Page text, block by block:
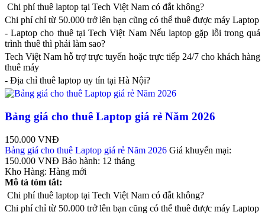
Chi phí thuê laptop tại Tech Việt Nam có đắt không?
Chi phí chỉ từ 50.000 trở lên bạn cũng có thể thuê được máy Laptop
- Laptop cho thuê tại Tech Việt Nam Nếu laptop gặp lỗi trong quá
trình thuê thì phải làm sao?
Tech Việt Nam hỗ trợ trực tuyến hoặc trực tiếp 24/7 cho khách hàng
thuê máy
- Địa chỉ thuê laptop uy tín tại Hà Nội?
Bảng giá cho thuê Laptop giá rẻ Năm 2026
150.000 VNĐ
Bảng giá cho thuê Laptop giá rẻ Năm 2026 Giá khuyến mại:
150.000 VNĐ Bảo hành: 12 tháng
Kho Hàng: Hàng mới
Mô tả tóm tắt:
Chi phí thuê laptop tại Tech Việt Nam có đắt không?
Chi phí chỉ từ 50.000 trở lên bạn cũng có thể thuê được máy Laptop